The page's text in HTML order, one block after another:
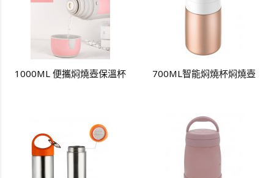
1000ML 便攜焖燒壺保溫杯 700ML智能焖燒杯焖燒壺